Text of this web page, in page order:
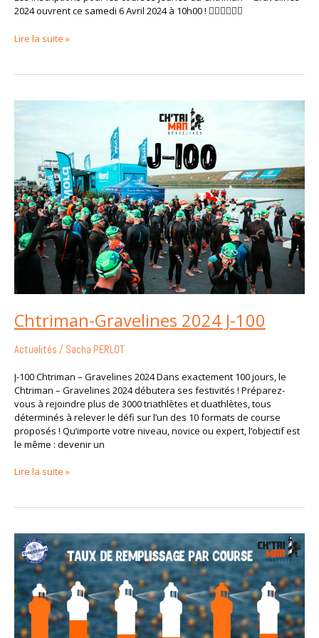
2024 ouvrent ce samedi 6 Avril 2024 à 10h00 ! 🏊‍♀️🚴‍♂️🏃‍♀️
Lire la suite »
Chtriman-Gravelines 2024 J-100
Actualités / Sacha PERLOT
J-100 Chtriman – Gravelines 2024 Dans exactement 100 jours, le
Chtriman – Gravelines 2024 débutera ses festivités ! Préparez-
vous à rejoindre plus de 3000 triathlètes et duathlètes, tous
déterminés à relever le défi sur l’un des 10 formats de course
proposés ! Qu’importe votre niveau, novice ou expert, l’objectif est
le même : devenir un
Chtriman-
Gravelines
Lire la suite »
Chtriman
2024
–
Point
sur
les
inscriptions